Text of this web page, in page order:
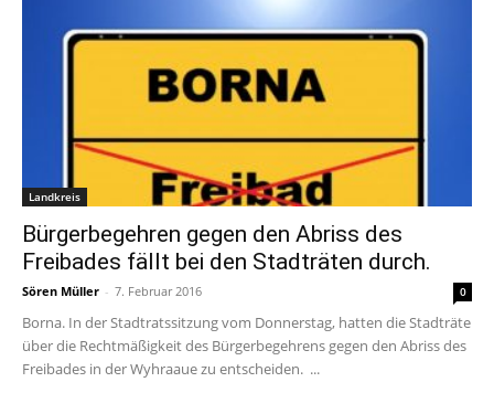
Landkreis
Bürgerbegehren gegen den Abriss des
Freibades fällt bei den Stadträten durch.
Sören Müller - 7. Februar 2016 0
Borna. In der Stadtratssitzung vom Donnerstag, hatten die Stadträte
über die Rechtmäßigkeit des Bürgerbegehrens gegen den Abriss des
Freibades in der Wyhraaue zu entscheiden. ...